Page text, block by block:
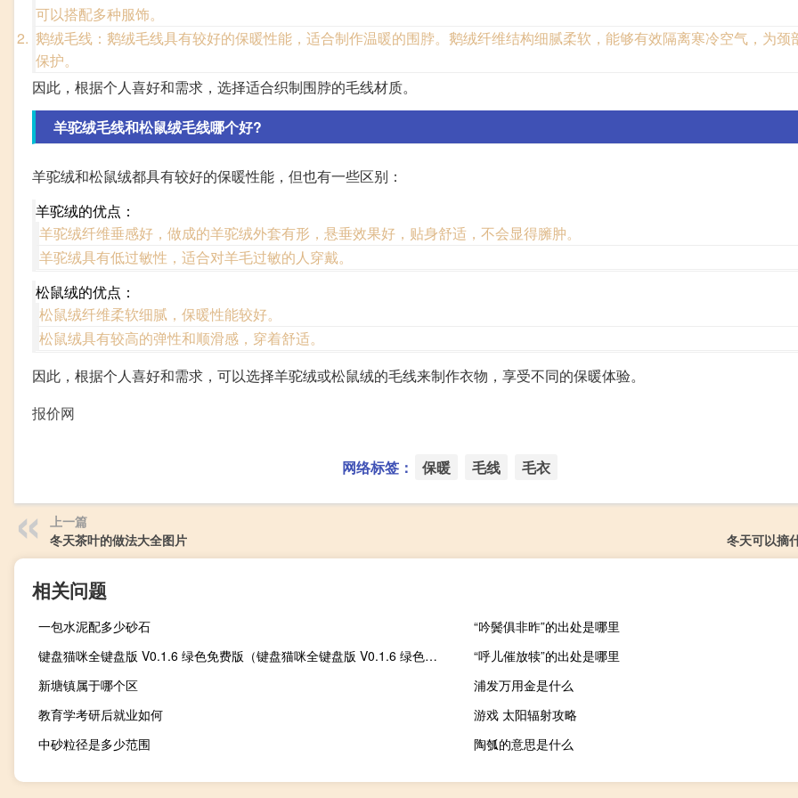
可以搭配多种服饰。
鹅绒毛线：鹅绒毛线具有较好的保暖性能，适合制作温暖的围脖。鹅绒纤维结构细腻柔软，能够有效隔离寒冷空气，为颈
保护。
因此，根据个人喜好和需求，选择适合织制围脖的毛线材质。
羊驼绒毛线和松鼠绒毛线哪个好?
羊驼绒和松鼠绒都具有较好的保暖性能，但也有一些区别：
羊驼绒的优点：
羊驼绒纤维垂感好，做成的羊驼绒外套有形，悬垂效果好，贴身舒适，不会显得臃肿。
羊驼绒具有低过敏性，适合对羊毛过敏的人穿戴。
松鼠绒的优点：
松鼠绒纤维柔软细腻，保暖性能较好。
松鼠绒具有较高的弹性和顺滑感，穿着舒适。
因此，根据个人喜好和需求，可以选择羊驼绒或松鼠绒的毛线来制作衣物，享受不同的保暖体验。
报价网
网络标签： 保暖 毛线 毛衣
上一篇
冬天茶叶的做法大全图片
冬天可以摘
相关问题
一包水泥配多少砂石
“吟鬓俱非昨”的出处是哪里
键盘猫咪全键盘版 V0.1.6 绿色免费版（键盘猫咪全键盘版 V0.1.6 绿色免费版功能简介）
“呼儿催放犊”的出处是哪里
新塘镇属于哪个区
浦发万用金是什么
教育学考研后就业如何
游戏 太阳辐射攻略
中砂粒径是多少范围
陶瓠的意思是什么